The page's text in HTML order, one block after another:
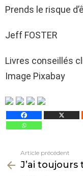
Prends le risque
Jeff FOSTER
Livres conseillés
Image Pixabay
plus
Article précédent
J’ai